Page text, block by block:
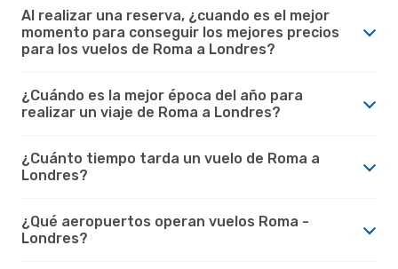
Al realizar una reserva, ¿cuando es el mejor
momento para conseguir los mejores precios
para los vuelos de Roma a Londres?
¿Cuándo es la mejor época del año para
realizar un viaje de Roma a Londres?
¿Cuánto tiempo tarda un vuelo de Roma a
Londres?
¿Qué aeropuertos operan vuelos Roma -
Londres?